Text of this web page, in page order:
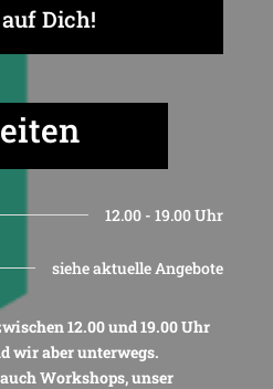
Dich!
12.00 - 19.00 Uhr
siehe aktuelle Angebote
12.00 und 19.00 Uhr
wir aber unterwegs.
Workshops, unser